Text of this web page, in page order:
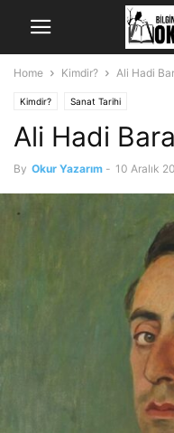
Home Kimdir? Ali Hadi
Kimdir? Sanat Tarihi
Ali Hadi
By Okur Yazarım - 10 Aralık